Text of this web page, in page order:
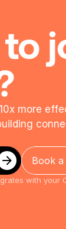
more
Book a
with your